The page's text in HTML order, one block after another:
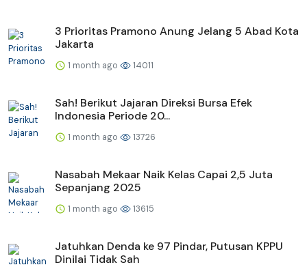
3 Prioritas Pramono Anung Jelang 5 Abad Kota
Jakarta
1 month ago 14011
Sah! Berikut Jajaran Direksi Bursa Efek
Indonesia Periode 20...
1 month ago 13726
Nasabah Mekaar Naik Kelas Capai 2,5 Juta
Sepanjang 2025
1 month ago 13615
Jatuhkan Denda ke 97 Pindar, Putusan KPPU
Dinilai Tidak Sah